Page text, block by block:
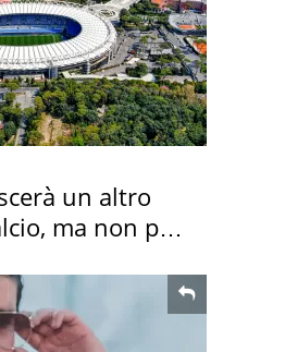
un altro
ma non per